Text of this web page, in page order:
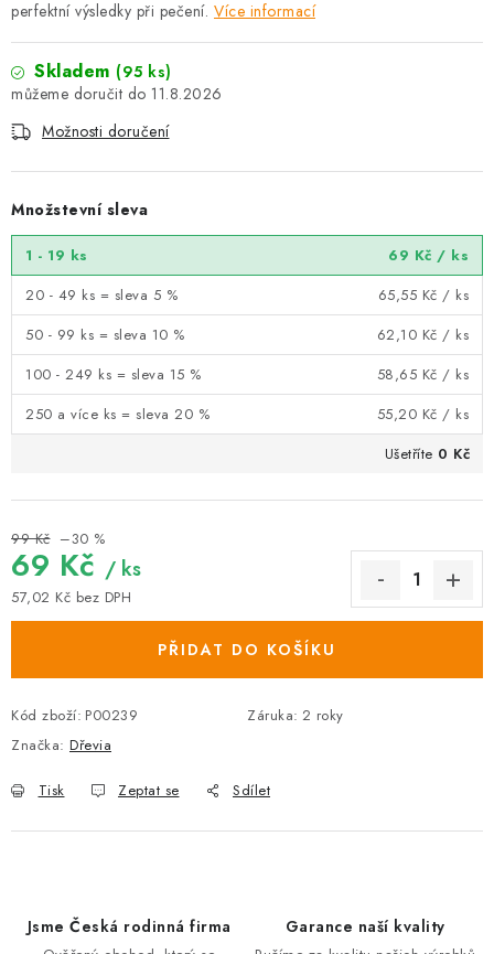
perfektní výsledky při pečení. Více informací
Skladem (95 ks)
11.8.2026
Možnosti doručení
Množstevní sleva
1 - 19 ks 69 Kč / ks
20 - 49 ks = sleva 5 %
65,55 Kč / ks
50 - 99 ks = sleva 10 %
62,10 Kč / ks
100 - 249 ks = sleva 15 %
58,65 Kč / ks
250 a více ks = sleva 20 %
55,20 Kč / ks
Ušetříte 0 Kč
99 Kč –30 %
69 Kč / ks
57,02 Kč bez DPH
Měrná cena:
PŘIDAT DO KOŠÍKU
Kód zboží: P00239 Záruka: 2 roky
Značka: Dřevia
Tisk Zeptat se Sdílet
Jsme Česká rodinná firma Garance naší kvality